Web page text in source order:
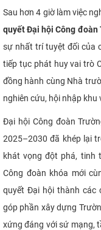
Sau hơn 4 giờ làm việc
quyết Đại hội Công đoàn
sự nhất trí tuyệt đối của
tiếp tục phát huy vai trò
đồng hành cùng Nhà
nghiên cứu, hội nhập khu
Đại hội Công đoàn
2025–2030 đã khép lại
khát vọng đột phá, tinh
Công đoàn khóa mới
quyết Đại hội thành các
góp phần xây dựng
xứng đáng với sứ mạng,